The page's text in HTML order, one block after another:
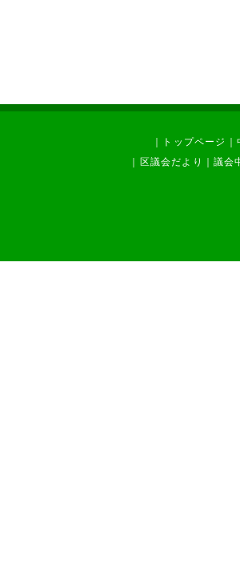
トップページ
区議会だより ｜議会